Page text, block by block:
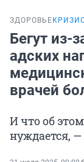
ЗДОРОВЬЕ
Бегут из-
адских
врачей
И что об
нуждается,